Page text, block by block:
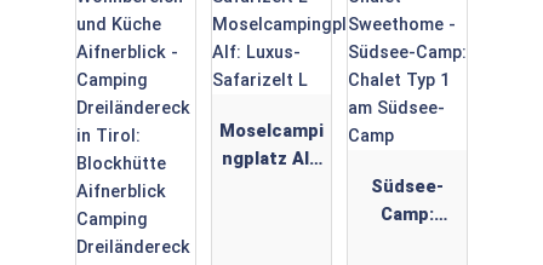
er am
Camping
Bijar
Moselcampi
ngplatz Alf:
Südsee-
Camp: